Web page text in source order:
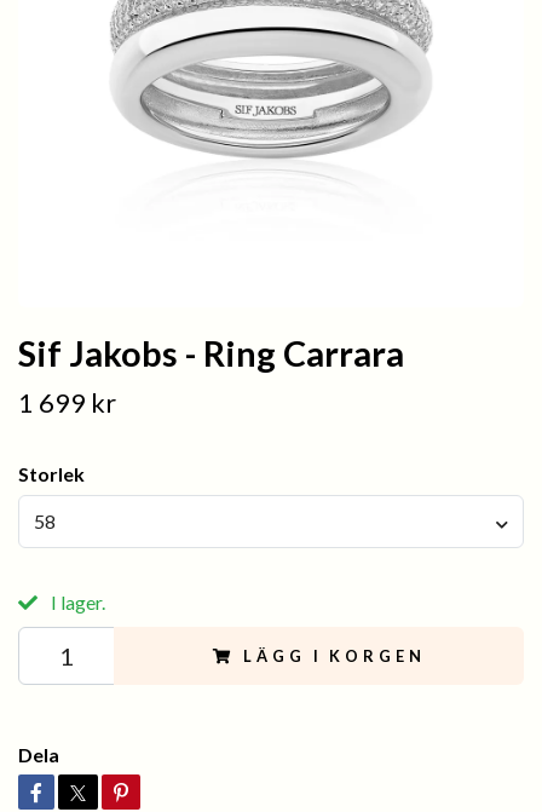
Sif Jakobs - Ring Carrara
1 699 kr
Storlek
58
I lager.
LÄGG I KORGEN
Dela